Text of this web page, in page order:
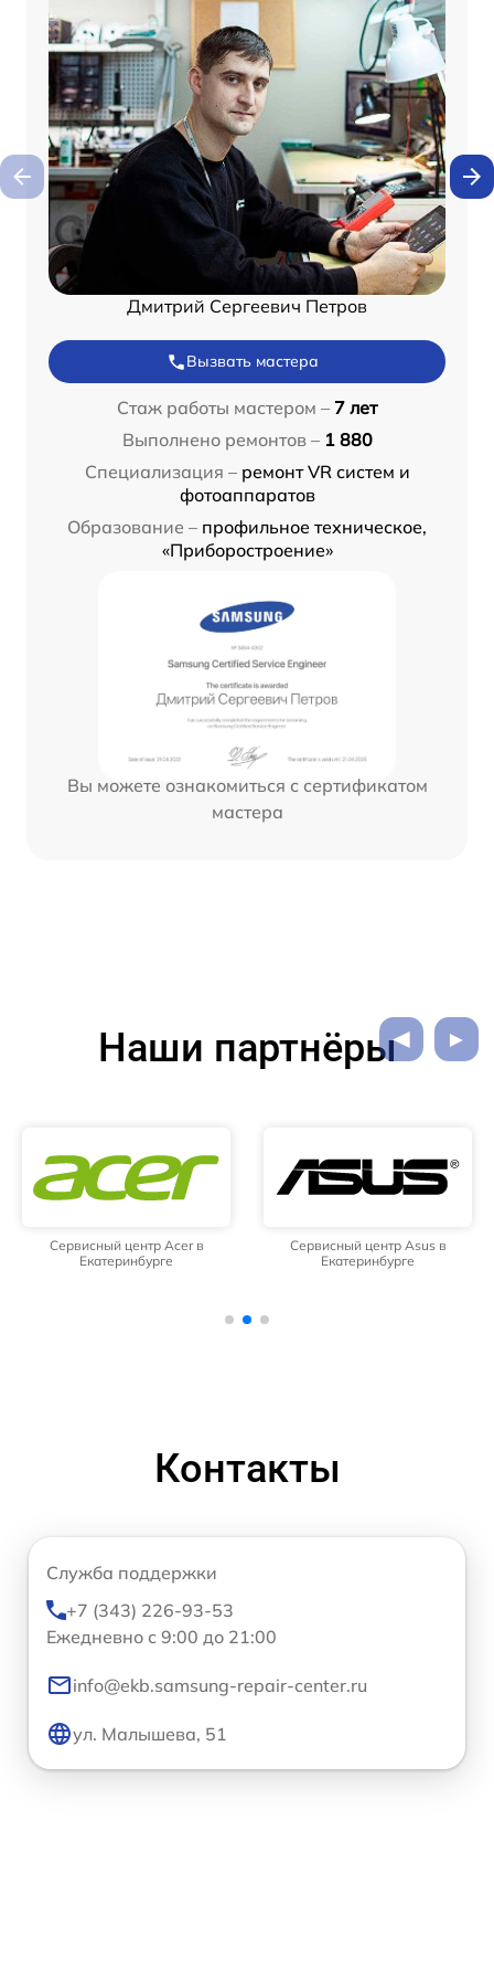
Дмитрий Сергеевич Петров
Вызвать мастера
Стаж работы мастером – 7 лет
Выполнено ремонтов – 1 880
Специализация – ремонт VR систем и
фотоаппаратов
Образование – профильное техническое,
«Приборостроение»
Вы можете ознакомиться с сертификатом
мастера
Наши партнёры
Сервисный центр Acer в
Екатеринбурге
Сервисный центр Asus в
Екатеринбурге
Контакты
Служба поддержки
+7 (343) 226-93-53
Ежедневно с 9:00 до 21:00
info@ekb.samsung-repair-center.ru
ул. Малышева, 51